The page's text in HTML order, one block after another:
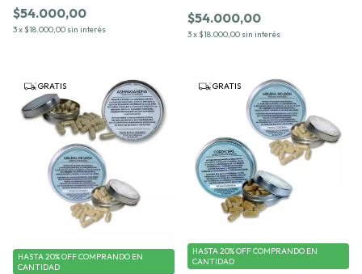
$54.000,00
3x $18.000,00 sin interés
mg
$54.000,00
3x $18.000,00 sin interés
GRATIS
HASTA 20% OFFCOMPRANDO EN
CANTIDAD
GRATIS
HASTA 20% OFFCOMPRANDO EN
CANTIDAD